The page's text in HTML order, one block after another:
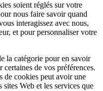
soient réglés sur votre
nous faire savoir quand
interagissez avec nous,
et pour personnaliser votre
la catégorie pour en savoir
de vos préférences.
de cookies peut avoir une
Web et les services que